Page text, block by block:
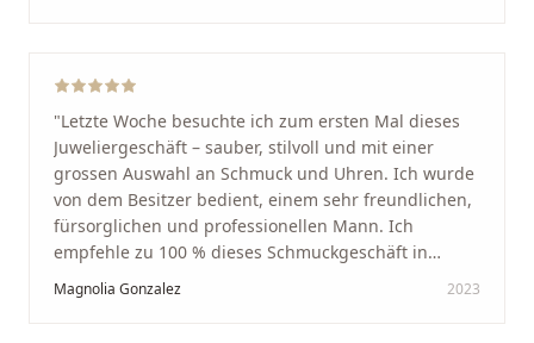
Arbeit und seine Kunden wirklich am Herzen liegen.
Service und echte Herzlichkeit schätzt, ist hier genau
richtig."
"Letzte Woche besuchte ich zum ersten Mal dieses
Juweliergeschäft – sauber, stilvoll und mit einer
grossen Auswahl an Schmuck und Uhren. Ich wurde
von dem Besitzer bedient, einem sehr freundlichen,
fürsorglichen und professionellen Mann. Ich
empfehle zu 100 % dieses Schmuckgeschäft in
Schaffhausen. Ich selbst war sehr zufrieden und
glücklich mit der Behandlung. Ich danke Ihnen – ich
Magnolia Gonzalez 2023